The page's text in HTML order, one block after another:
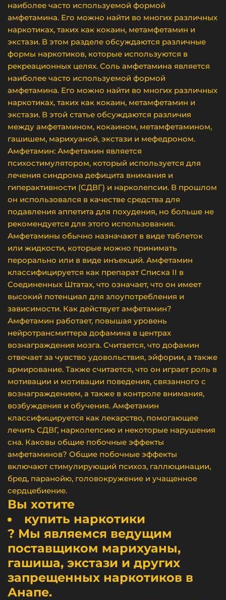
наиболее часто используемой формой
амфетамина. Его можно найти во многих различных
наркотиках, таких как кокаин, метамфетамин и
экстази. В этом разделе обсуждаются различные
формы наркотиков, которые используются в
рекреационных целях. Соль амфетамина является
наиболее часто используемой формой
амфетамина. Его можно найти во многих различных
наркотиках, таких как кокаин, метамфетамин и
экстази. В этой статье обсуждаются различия
между амфетамином, кокаином, метамфетамином,
гашишем, марихуаной, экстази и мефедроном.
Амфетамин: Амфетамин является
психостимулятором, который используется для
лечения синдрома дефицита внимания и
гиперактивности (СДВГ) и нарколепсии. В прошлом
он использовался в качестве средства для
подавления аппетита для похудения, но больше не
рекомендуется для этого использования.
Амфетамины обычно назначают в виде таблеток
или жидкости, которые можно принимать
перорально или в виде инъекций. Амфетамин
классифицируется как препарат Списка II в
Соединенных Штатах, что означает, что он имеет
высокий потенциал для злоупотребления и
зависимости. Как действует амфетамин?
Амфетамин работает, повышая уровень
нейротрансмиттера дофамина в центрах
вознаграждения мозга. Считается, что дофамин
отвечает за чувство удовольствия, эйфории, а также
армирование. Также считается, что он играет роль в
мотивации и мотивации поведения, связанного с
вознаграждением, а также в контроле внимания,
возбуждения и обучения. Амфетамин
классифицируется как лекарство, помогающее
лечить СДВГ, нарколепсию и некоторые нарушения
сна. Каковы общие побочные эффекты
амфетаминов? Общие побочные эффекты
включают стимулирующий психоз, галлюцинации,
бред, паранойю, головокружение и учащенное
сердцебиение.
Вы хотите
купить наркотики
? Мы являемся ведущим
поставщиком марихуаны,
гашиша, экстази и других
запрещенных наркотиков в
Анапе.